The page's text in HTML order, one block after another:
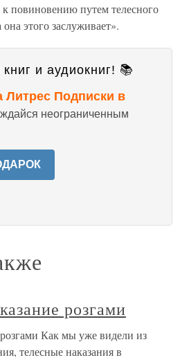
повиновению путем телесного
она этого заслуживает».
и аудиокниг! 📚
Литрес Подписки в
неограниченным
розгами
Как мы уже видели из
телесные наказания в